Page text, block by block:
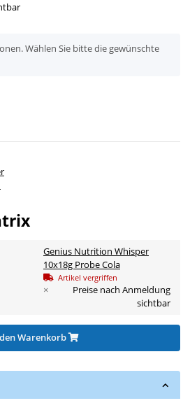
Wählen Sie bitte die gewünschte
Genius Nutrition Whisper
10x18g Probe Cola
Artikel vergriffen
×
Preise nach Anmeldung
sichtbar
Warenkorb